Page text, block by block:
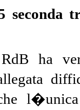
seconda
ha